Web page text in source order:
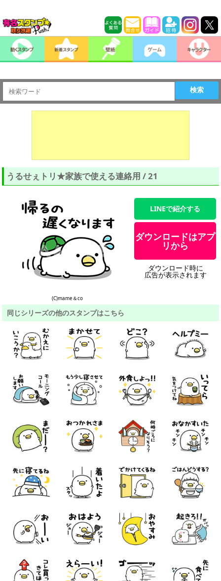
検索
うるせぇトリ★家族で使える連絡用 / 21
(C)mame＆co
LINEで紹介する
ダウンロードはアプ
リから
ダウンロード時に
広告が表示されます
同じシリーズの他のスタンプはこちら